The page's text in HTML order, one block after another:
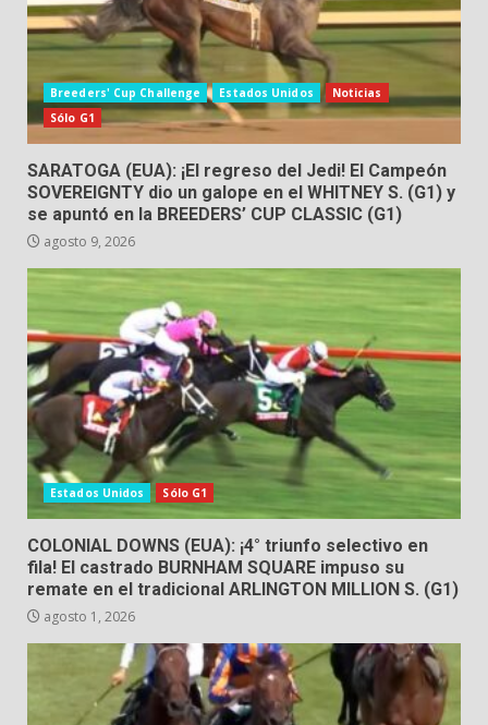
Breeders' Cup Challenge Estados Unidos
Noticias
Sólo G1
SARATOGA (EUA): ¡El regreso del Jedi! El Campeón
SOVEREIGNTY dio un galope en el WHITNEY S. (G1) y
se apuntó en la BREEDERS’ CUP CLASSIC (G1)
agosto 9, 2026
Estados Unidos Sólo G1
COLONIAL DOWNS (EUA): ¡4° triunfo selectivo en
fila! El castrado BURNHAM SQUARE impuso su
remate en el tradicional ARLINGTON MILLION S. (G1)
agosto 1, 2026